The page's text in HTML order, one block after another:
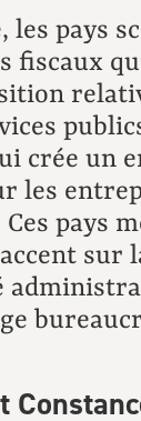
les pays
fiscaux
crée un
les
pays
sur